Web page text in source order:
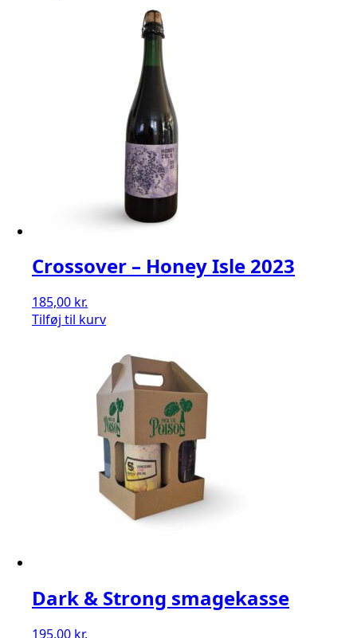
Crossover – Honey Isle 2023
185,00 kr.
Tilføj til kurv
Dark & Strong smagekasse
195,00 kr.